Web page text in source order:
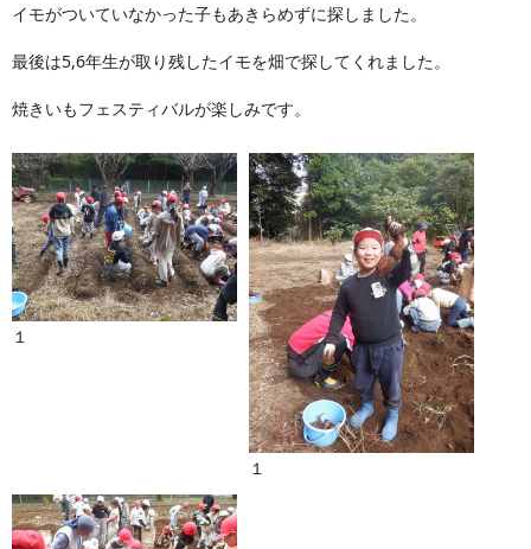
イモがついていなかった子もあきらめずに探しました。
最後は5,6年生が取り残したイモを畑で探してくれました。
焼きいもフェスティバルが楽しみです。
１
１